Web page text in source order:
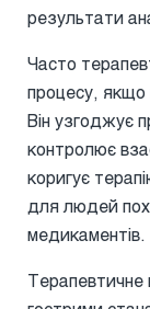
результати
Часто
процесу, якщо
Він узгоджує
контролює
коригує
для людей
медикаментів.
Терапевтичне